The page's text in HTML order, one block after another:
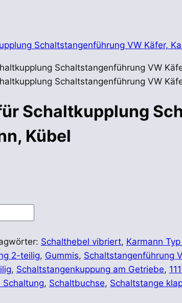
Schaltkupplung
Kübel
Schalthebel vibriert, Karmann Typ
2-teilig, Gummis, Schaltstangenführung
, Schaltstangenkuppung am Getriebe,
Schaltung, Schaltbuchse, Schaltstange